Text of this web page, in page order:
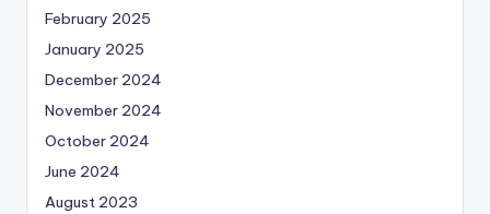
February 2025
January 2025
December 2024
November 2024
October 2024
June 2024
August 2023